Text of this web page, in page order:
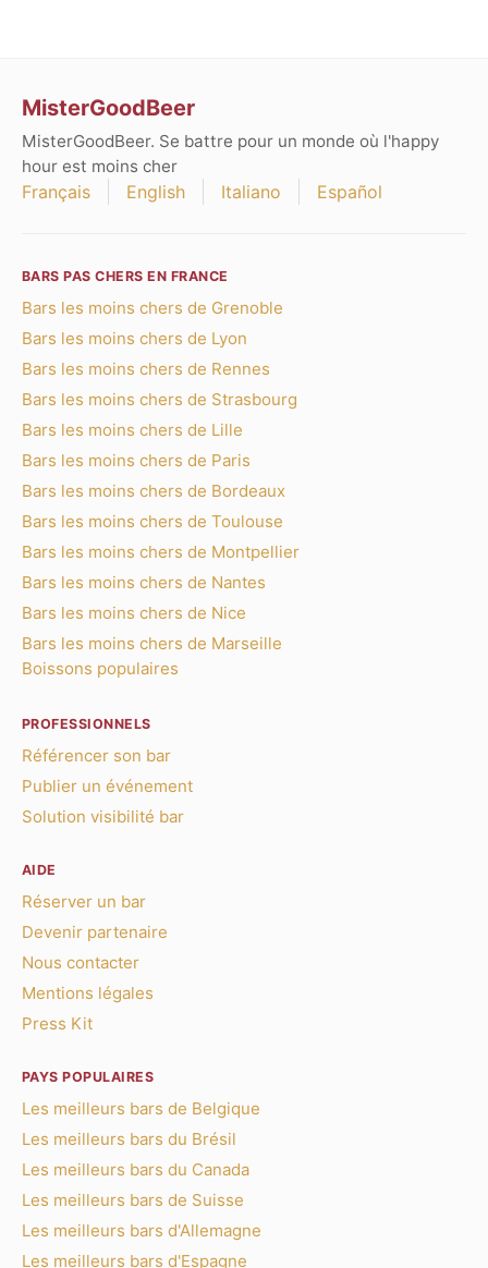
MisterGoodBeer
MisterGoodBeer. Se battre pour un monde où l'happy
hour est moins cher
Français English Italiano Español
BARS PAS CHERS EN FRANCE
Bars les moins chers de Grenoble
Bars les moins chers de Lyon
Bars les moins chers de Rennes
Bars les moins chers de Strasbourg
Bars les moins chers de Lille
Bars les moins chers de Paris
Bars les moins chers de Bordeaux
Bars les moins chers de Toulouse
Bars les moins chers de Montpellier
Bars les moins chers de Nantes
Bars les moins chers de Nice
Bars les moins chers de Marseille
Boissons populaires
PROFESSIONNELS
Référencer son bar
Publier un événement
Solution visibilité bar
AIDE
Réserver un bar
Devenir partenaire
Nous contacter
Mentions légales
Press Kit
PAYS POPULAIRES
Les meilleurs bars de Belgique
Les meilleurs bars du Brésil
Les meilleurs bars du Canada
Les meilleurs bars de Suisse
Les meilleurs bars d'Allemagne
Les meilleurs bars d'Espagne